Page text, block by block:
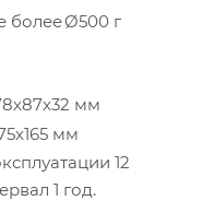
болееØ500 г
мм
мм
12
1 год.